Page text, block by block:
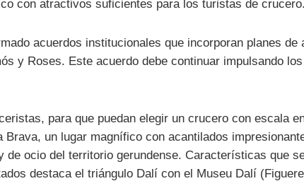
con atractivos suficientes para los turistas de crucero.
acuerdos institucionales que incorporan planes
y Roses. Este acuerdo debe continuar impulsando
para que puedan elegir un crucero con escala
Brava, un lugar magnífico con acantilados
ocio del territorio gerundense. Características que
destaca el triángulo Dalí con el Museu Dalí